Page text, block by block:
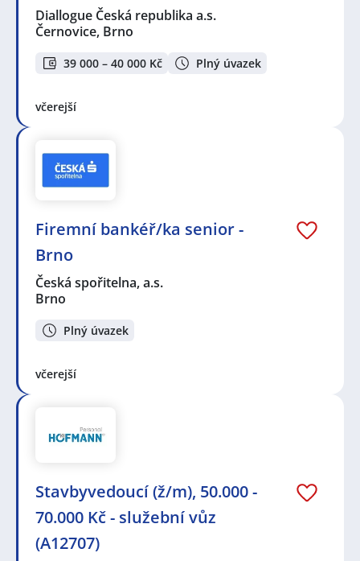
Diallogue Česká republika a.s.
Černovice, Brno
39 000 – 40 000 Kč Plný úvazek
včerejší
Firemní bankéř/ka senior -
Brno
Česká spořitelna, a.s.
Brno
Plný úvazek
včerejší
Stavbyvedoucí (ž/m), 50.000 -
70.000 Kč - služební vůz
(A12707)